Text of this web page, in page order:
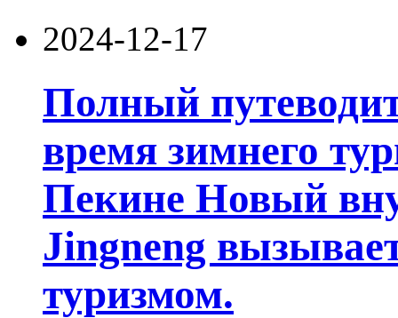
2024-12-17
Полный
время зимнего
Пекине Новый
Jingneng
туризмом.